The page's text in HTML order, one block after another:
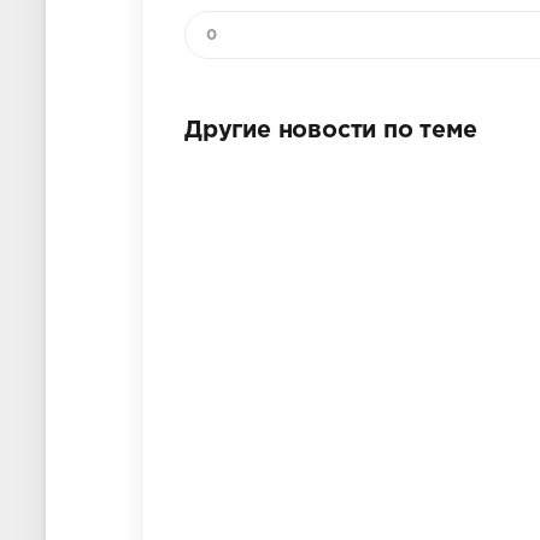
0
Другие новости по теме